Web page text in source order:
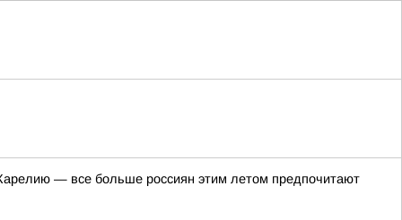
— все больше россиян этим летом предпочитают